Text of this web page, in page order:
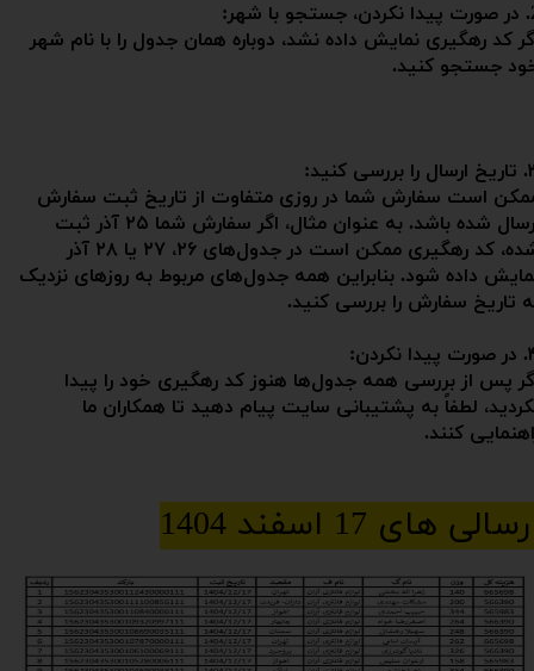
با شهر:
کد رهگیری نمایش داده نشد، دوباره همان جدول را با نام شهر
جستجو کنید.
کنید:
است سفارش شما در روزی متفاوت از تاریخ ثبت سفارش
ارسال شده باشد. به عنوان مثال، اگر سفارش شما ۲۵ آذر ثبت
شده، کد رهگیری ممکن است در جدول‌های ۲۶، ۲۷ یا ۲۸ آذر
داده شود. بنابراین همه جدول‌های مربوط به روزهای نزدیک
تاریخ سفارش را بررسی کنید.
نکردن:
پس از بررسی همه جدول‌ها هنوز کد رهگیری خود را پیدا
لطفاً به پشتیبانی سایت پیام دهید تا همکاران ما
کنند.
های 17 اسفند 1404